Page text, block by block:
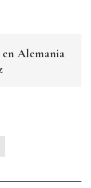
Alemania